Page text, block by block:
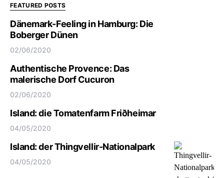
FEATURED POSTS
Dänemark-Feeling in Hamburg: Die
Boberger Dünen
02/06/2020
Authentische Provence: Das
malerische Dorf Cucuron
02/06/2020
Island: die Tomatenfarm Friðheimar
04/05/2020
Island: der Thingvellir-Nationalpark
04/05/2020